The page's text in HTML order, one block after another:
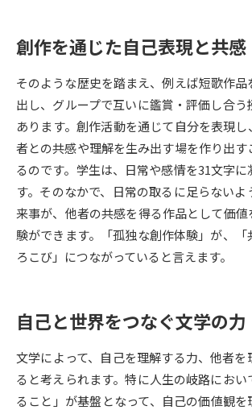
デジタルパンフレット 進路の３択
新学年スタート号特集ページ
（高3生用）
新学年スタ
（高2生用）
SELFBRAND特集ページ
オープンキャンパスなどを調べる
オープンキャンパス検索 実施プログ
来場型・Web型イベント特集 夢ナビライブ
受験準備 資
志望校・出願校を調べる
創作を通じた自己表現と共感
そのような歴史を踏まえ、例えば短歌作品
出し、グループで互いに鑑賞・評価し合う
あります。創作活動を通じて自分を表現
者との共感や理解を生み出す場を作り出す
るのです。学生は、日常や感情を31文字に
す。そのなかで、日常の取るに足らない
来事が、他者の共感を得る作品として価値
験ができます。「孤独な創作体験」が、「
ろこび」につながっていると言えます。
自己と世界をつなぐ文学の力
文学によって、自己を理解する力、他者
ると考えられます。特に人生の岐路におい
ること」が基盤となって、自己の価値観を